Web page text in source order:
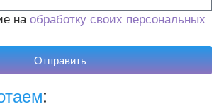
наобработку своих персональных
Отправить
: